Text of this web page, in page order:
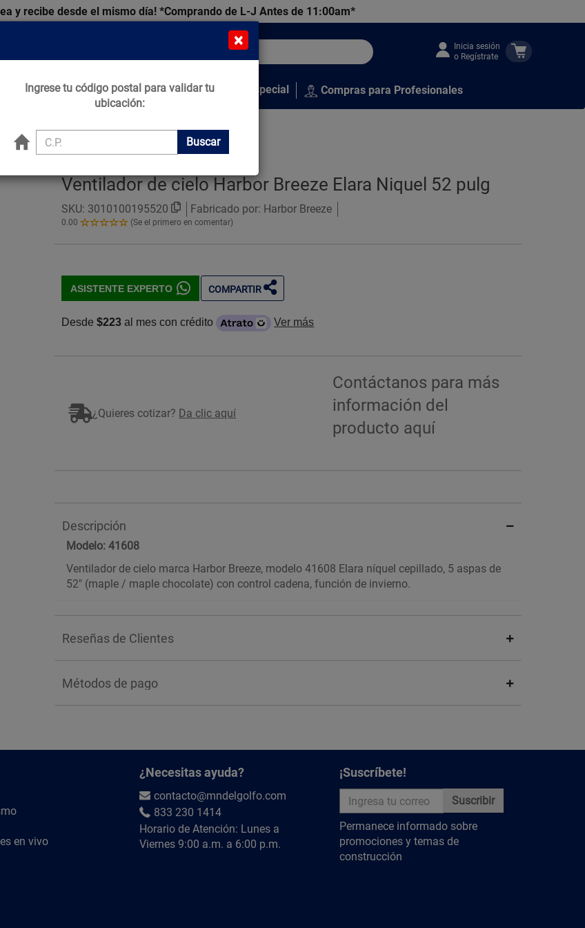
y recibe desde el mismo día! *Comprando de L-J Antes de 11:00am*
Inicia sesión
o Regístrate
Marcas Tips que Construyen Venta Especial Compras para Profesionales
Cielo
Ventilador de cielo Harbor Breeze Elara Niquel 52 pulg
SKU: 3010100195520 Fabricado por: Harbor Breeze
0.00
0.00
(Se el primero en comentar)
ASISTENTE EXPERTO COMPARTIR
Desde$223 al mes con crédito Ver más
¿Quieres cotizar? Da clic aquí
Contáctanos para más
información del
producto aquí
Descripción
Modelo: 41608
Ventilador de cielo marca Harbor Breeze, modelo 41608 Elara níquel cepillado, 5 aspas de
52" (maple / maple chocolate) con control cadena, función de invierno.
Reseñas de Clientes
Métodos de pago
en vivo
¿Necesitas ayuda?
contacto@mndelgolfo.com
833 230 1414
Horario de Atención: Lunes a
Viernes 9:00 a.m. a 6:00 p.m.
¡Suscríbete!
Suscribir
Permanece informado sobre
promociones y temas de
construcción
×
Ingrese tu código postal para validar tu
ubicación:
Buscar